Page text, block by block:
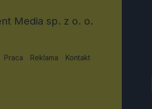
Media sp. z o. o.
Praca Reklama Kontakt